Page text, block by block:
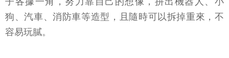
狗、汽車、消防車等造型，且隨時可以拆掉重來，不
容易玩膩。